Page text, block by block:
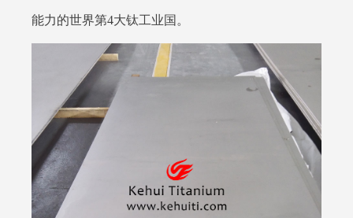
能力的世界第4大钛工业国。